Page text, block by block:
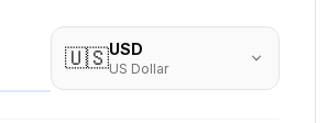
🇺🇸USD
US Dollar